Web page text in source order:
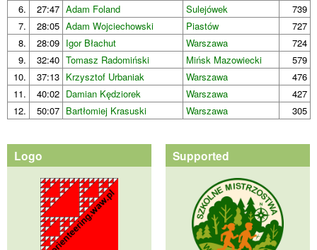
6.
27:47 Adam Foland Sulejówek
739
7.
28:05 Adam Wojciechowski Piastów
727
8.
28:09 Igor Błachut Warszawa
724
9.
32:40 Tomasz Radomiński Mińsk Mazowiecki
579
10.
37:13 Krzysztof Urbaniak Warszawa
476
11.
40:02 Damian Kędziorek Warszawa
427
12.
50:07 Bartłomiej Krasuski Warszawa 305
Logo Supported